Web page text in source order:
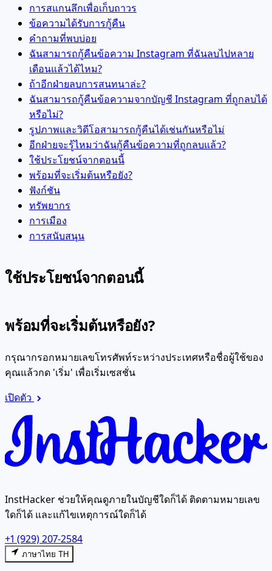
การสแกนลึกเพื่อเก็บถาวร
ข้อความได้รับการกู้คืน
คำถามที่พบบ่อย
ฉันสามารถกู้คืนข้อความ Instagram ที่ฉันลบไปหลาย
เดือนแล้วได้ไหม?
ถ้าอีกฝ่ายลบการสนทนาล่ะ?
ฉันสามารถกู้คืนข้อความจากบัญชี Instagram ที่ถูกลบได้
หรือไม่?
รูปภาพและวิดีโอสามารถกู้คืนได้เช่นกันหรือไม่
อีกฝ่ายจะรู้ไหมว่าฉันกู้คืนข้อความที่ถูกลบแล้ว?
ใช้ประโยชน์จากตอนนี้
พร้อมที่จะเริ่มต้นหรือยัง?
ฟังก์ชัน
ทรัพยากร
การเมือง
การสนับสนุน
ใช้ประโยชน์จากตอนนี้
พร้อมที่จะเริ่มต้นหรือยัง?
กรุณากรอกหมายเลขโทรศัพท์ระหว่างประเทศหรือชื่อผู้ใช้ของ
คุณแล้วกด 'เริ่ม' เพื่อเริ่มเซสชั่น
เปิดตัว
InstHacker ช่วยให้คุณดูภายในบัญชีใดก็ได้ ติดตามหมายเลข
ใดก็ได้ และแก้ไขเหตุการณ์ใดก็ได้
+1 (929) 207-2584
ภาษาไทย TH